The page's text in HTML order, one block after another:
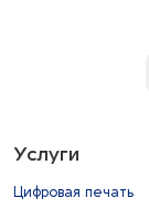
Услуги
Цифровая печать